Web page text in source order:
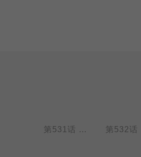
第531话 年夜饭，就在家吃些家常菜吧！